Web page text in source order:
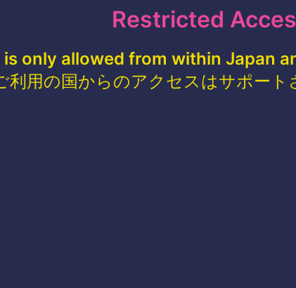
Restricted
is only allowed from within Japan
利用の国からのアクセスはサポート